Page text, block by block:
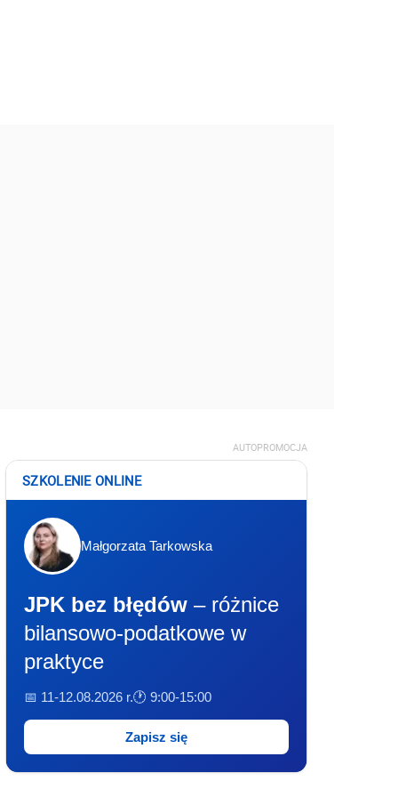
AUTOPROMOCJA
SZKOLENIE ONLINE
Małgorzata Tarkowska
JPK bez błędów – różnice
bilansowo-podatkowe w
praktyce
📅 11-12.08.2026 r.🕐 9:00-15:00
Zapisz się